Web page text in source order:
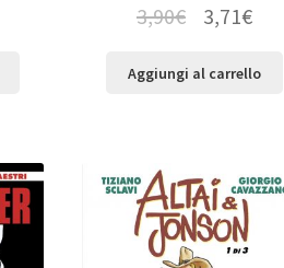
3,90€ 3,71€
Aggiungi al carrello